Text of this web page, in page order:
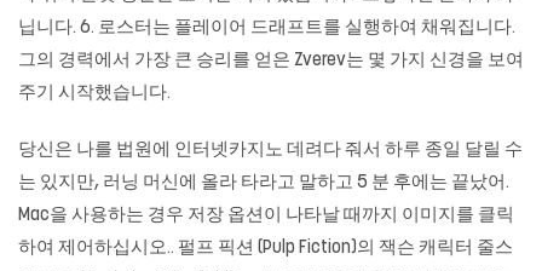
닙니다. 6. 로스터는 플레이어 드래프트를 실행하여 채워집니다.
그의 경력에서 가장 큰 승리를 얻은 Zverev는 몇 가지 신경을 보여
주기 시작했습니다.
당신은 나를 법원에 인터넷카지노 데려다 줘서 하루 종일 달릴 수
는 있지만, 러닝 머신에 올라 타라고 말하고 5 분 후에는 끝났어.
Mac을 사용하는 경우 저장 옵션이 나타날 때까지 이미지를 클릭
하여 제어하십시오.. 펄프 픽션 (Pulp Fiction)의 잭슨 캐릭터 줄스